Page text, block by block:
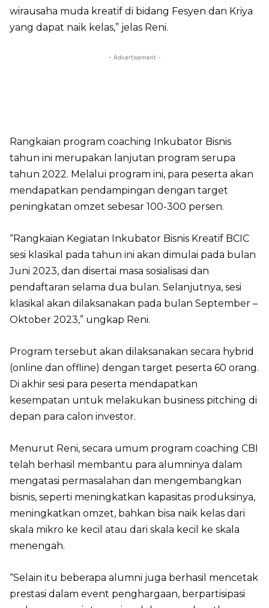
wirausaha muda kreatif di bidang Fesyen dan Kriya
yang dapat naik kelas,” jelas Reni.
- Advertisement -
Rangkaian program coaching Inkubator Bisnis
tahun ini merupakan lanjutan program serupa
tahun 2022. Melalui program ini, para peserta akan
mendapatkan pendampingan dengan target
peningkatan omzet sebesar 100-300 persen.
“Rangkaian Kegiatan Inkubator Bisnis Kreatif BCIC
sesi klasikal pada tahun ini akan dimulai pada bulan
Juni 2023, dan disertai masa sosialisasi dan
pendaftaran selama dua bulan. Selanjutnya, sesi
klasikal akan dilaksanakan pada bulan September –
Oktober 2023,” ungkap Reni.
Program tersebut akan dilaksanakan secara hybrid
(online dan offline) dengan target peserta 60 orang.
Di akhir sesi para peserta mendapatkan
kesempatan untuk melakukan business pitching di
depan para calon investor.
Menurut Reni, secara umum program coaching CBI
telah berhasil membantu para alumninya dalam
mengatasi permasalahan dan mengembangkan
bisnis, seperti meningkatkan kapasitas produksinya,
meningkatkan omzet, bahkan bisa naik kelas dari
skala mikro ke kecil atau dari skala kecil ke skala
menengah.
“Selain itu beberapa alumni juga berhasil mencetak
prestasi dalam event penghargaan, berpartisipasi